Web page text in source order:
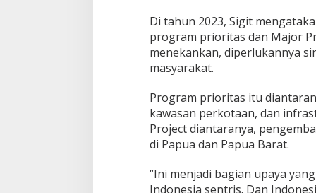
Di tahun 2023, Sigit
program prioritas dan Major
menekankan, diperlukannya
masyarakat.
Program prioritas itu
kawasan perkotaan, dan
Project diantaranya,
di Papua dan Papua Barat.
“Ini menjadi bagian upaya
Indonesia sentris. Dan